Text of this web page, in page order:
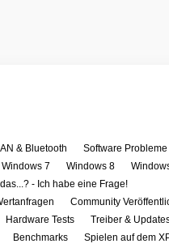
& Bluetooth
Software Probleme
Windows 7 Windows 8
- Ich habe eine Frage!
Community
Hardware Tests
Treiber &
Benchmarks Spielen auf dem